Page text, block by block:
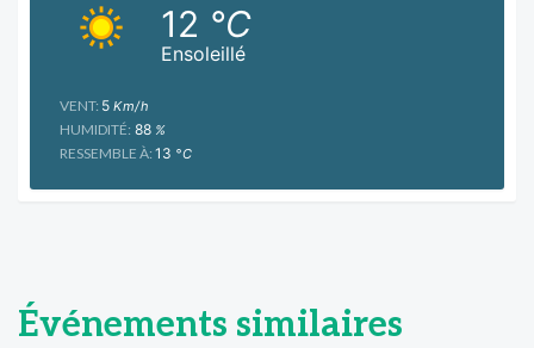
Ensoleillé
12 °C
VENT: 5 Km/h
HUMIDITÉ: 88 %
RESSEMBLE À: 13 °C
Événements similaires